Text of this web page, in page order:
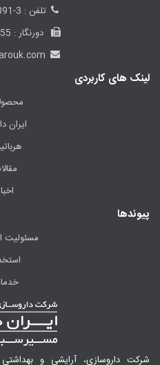
تلفن : 3-02144983391
دورنگار : 02144980155
لینک های کاربردی
ایران
پیوندها
مسئولیت
شرکت داروسازی، آرایشی و